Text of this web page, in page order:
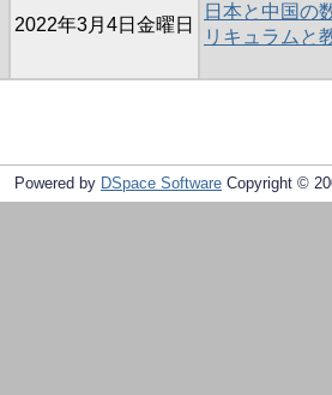
2022年3月4日金曜日
日本と中国の
リキュラムと
Powered by DSpace Software Copyright ©